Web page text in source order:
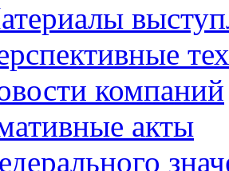
компаний
акты